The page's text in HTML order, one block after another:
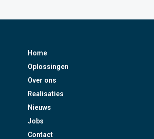
Home
Oplossingen
Over ons
Realisaties
Nieuws
Jobs
Contact